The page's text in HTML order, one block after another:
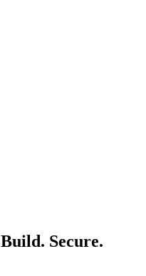
Build. Secure.